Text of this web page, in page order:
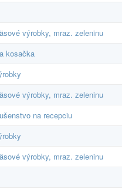
výrobky, mraz. zeleninu
kosačka
výrobky, mraz. zeleninu
na recepciu
výrobky, mraz. zeleninu